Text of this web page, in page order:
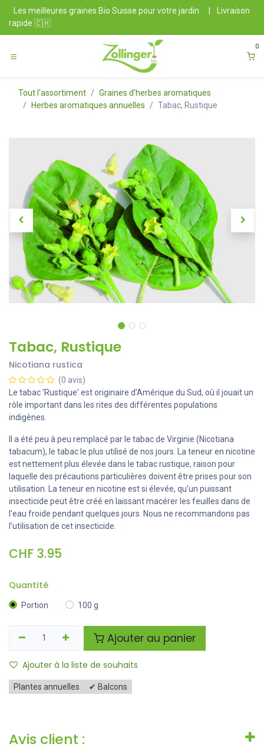
Se rendre au contenu
Les meilleures graines Bio Suisse pour votre jardin
Livraison
rapide 🇨🇭
0
Tout l'assortiment
Graines d'herbes aromatiques
Herbes aromatiques annuelles
Tabac, Rustique
Tabac, Rustique
Nicotiana rustica
(0 avis)
Le tabac 'Rustique' est originaire d’Amérique du Sud, où il jouait un
rôle important dans les rites des différentes populations
indigènes.
Il a été peu à peu remplacé par le tabac de Virginie (Nicotiana
tabacum), le tabac le plus utilisé de nos jours. La teneur en nicotine
est nettement plus élevée dans le tabac rustique, raison pour
laquelle des précautions particulières doivent être prises pour son
utilisation. La teneur en nicotine est si élevée, qu’un puissant
insecticide peut être créé en laissant macérer les feuilles dans de
l’eau froide pendant quelques jours. Nous ne recommandons pas
l’utilisation de cet insecticide.
CHF 3.95
Quantité
Portion 100 g
Ajouter au panier
Ajouter à la liste de souhaits
Plantes annuelles ✔ Balcons
Avis client :